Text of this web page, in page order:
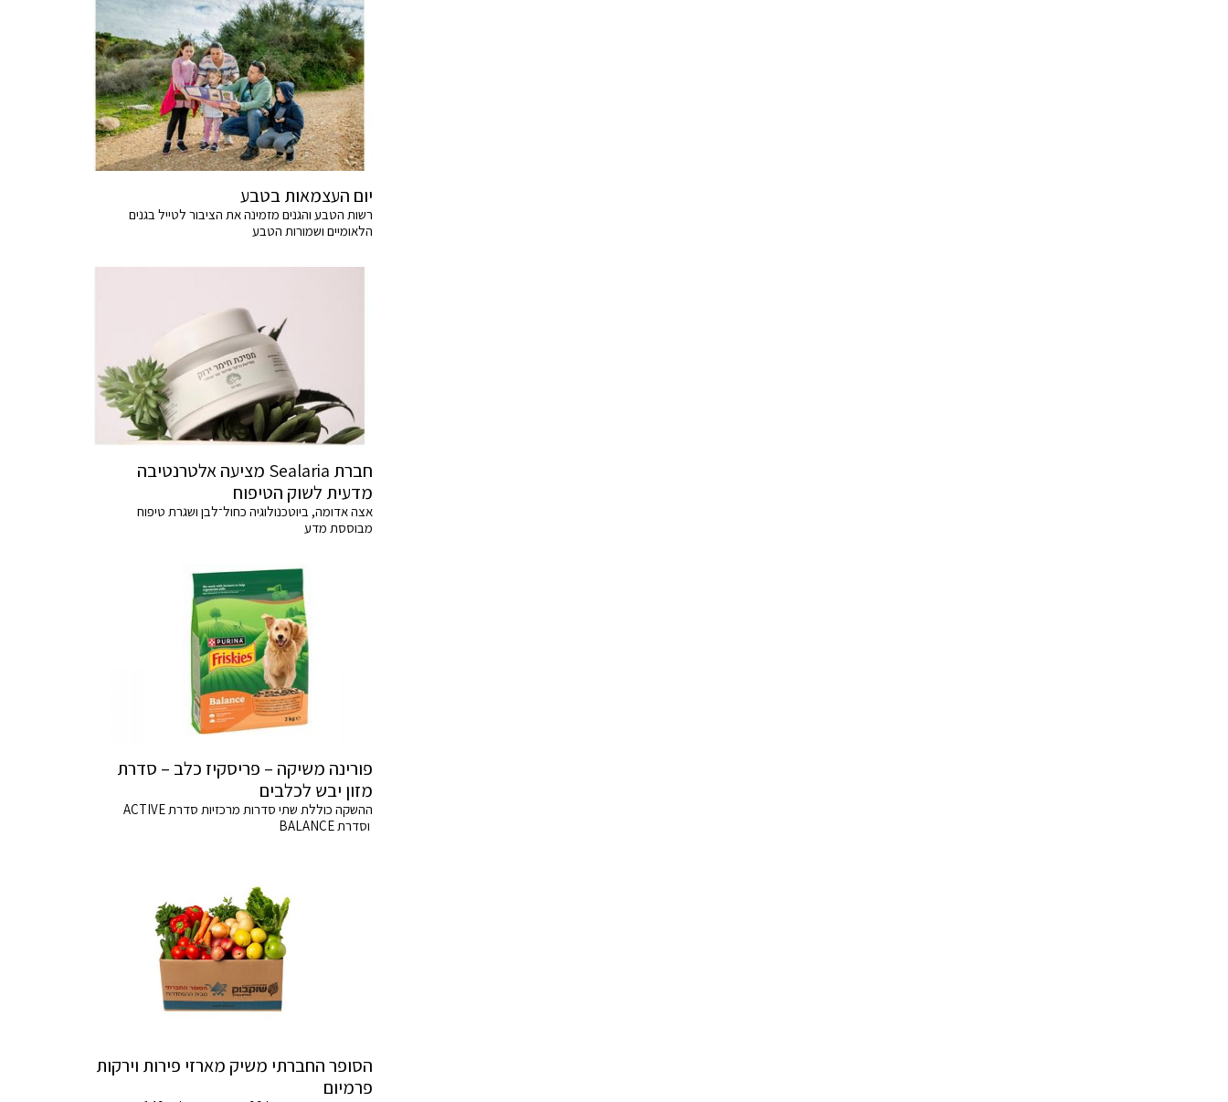
יום העצמאות בטבע
רשות הטבע והגנים מזמינה את הציבור לטייל בגנים
הלאומיים ושמורות הטבע
חברת Sealaria מציעה אלטרנטיבה
מדעית לשוק הטיפוח
אצה אדומה, ביוטכנולוגיה כחול־לבן ושגרת טיפוח
מבוססת מדע
פורינה משיקה – פריסקיז כלב – סדרת
מזון יבש לכלבים
ההשקה כוללת שתי סדרות מרכזיות סדרת ACTIVE
וסדרת BALANCE
הסופר החברתי משיק מארזי פירות וירקות
פרמיום